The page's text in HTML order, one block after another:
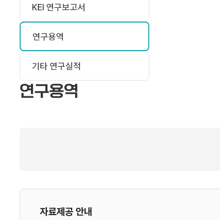
KEI 연구보고서
연구용역
기타 연구실적
연구용역
자료제공 안내